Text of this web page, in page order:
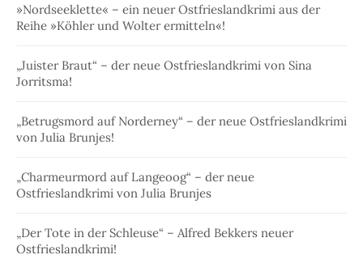
»Nordseeklette« – ein neuer Ostfrieslandkrimi aus der
Reihe »Köhler und Wolter ermitteln«!
„Juister Braut“ – der neue Ostfrieslandkrimi von Sina
Jorritsma!
„Betrugsmord auf Norderney“ – der neue Ostfrieslandkrimi
von Julia Brunjes!
„Charmeurmord auf Langeoog“ – der neue
Ostfrieslandkrimi von Julia Brunjes
„Der Tote in der Schleuse“ – Alfred Bekkers neuer
Ostfrieslandkrimi!